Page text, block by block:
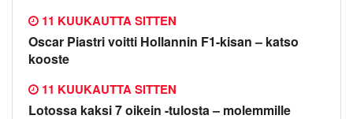
Oscar Piastri voitti Hollannin F1-kisan – katso
kooste
11 KUUKAUTTA SITTEN
Lotossa kaksi 7 oikein -tulosta – molemmille
11 KUUKAUTTA SITTEN